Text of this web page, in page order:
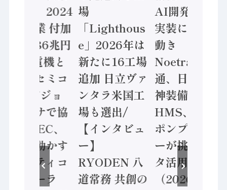
計結果」2024
年製造業 付加
価値額86兆円
/ 三菱電機と
ソニーセミコ
ン AIビジョ
ンセンサで協
業 / IDEC、
安全に動かす
セーフティコ
ントローラ
場
「Lighthous
e」2026年は
新たに16工場
追加 日立ヴァ
ンタラ米国工
場も選出/
【インタビュ
ー】
RYODEN 八
道常務 共創の
AI開発や社会
実装に活発な
動き
Noetra、富士
通、日立 / 兵
神装備 ×
HMS、老舗
ポンプメーカ
ーが挑むデー
タ活用 など
（2026年7月